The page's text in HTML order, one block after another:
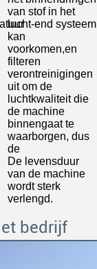
van stof in het
lucht-end systeem
kan
voorkomen,en
filteren
verontreinigingen
uit om de
luchtkwaliteit die
de machine
binnengaat te
waarborgen, dus
de
De levensduur
van de machine
wordt sterk
verlengd.
bedrijf